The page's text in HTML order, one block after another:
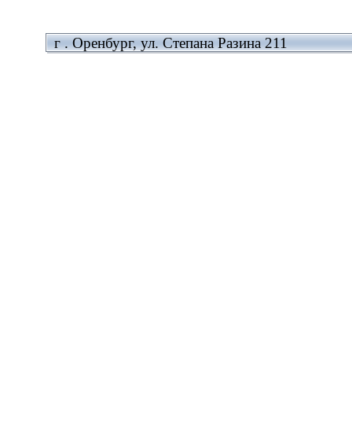
г . Оренбург, ул. Степана Разина 211